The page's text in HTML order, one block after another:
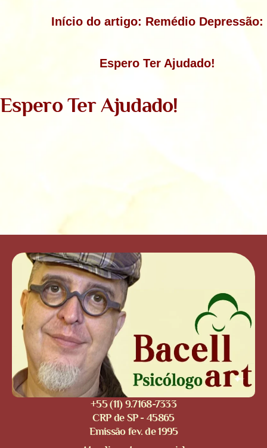
Início do artigo: Remédio Depressão:
Espero Ter Ajudado!
Espero Ter Ajudado!
+55 (11) 9.7168-7333
CRP de SP - 45865
Emissão fev. de 1995